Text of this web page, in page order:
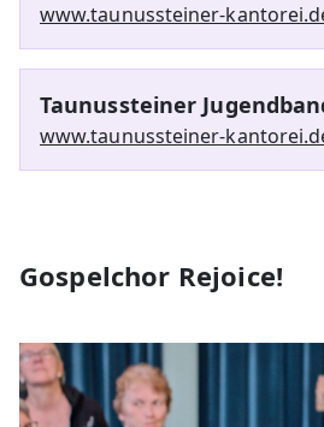
www.taunussteiner-
Taunussteiner
www.taunussteiner-
Gospelchor Rejoice!